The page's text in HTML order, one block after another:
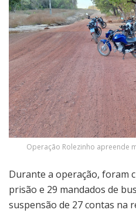
Operação Rolezinho apreende
Durante a operação, foram
prisão e 29 mandados de
suspensão de 27 contas na